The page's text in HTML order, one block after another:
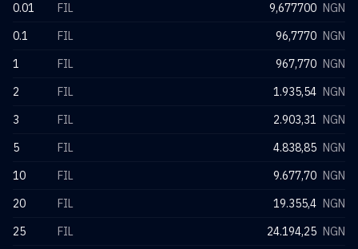
0.01 FIL 9,677700 NGN
0.1
FIL 96,7770 NGN
1
FIL 967,770 NGN
2
FIL 1.935,54 NGN
3
FIL 2.903,31 NGN
5
FIL 4.838,85 NGN
10
FIL 9.677,70 NGN
20
FIL 19.355,4 NGN
25
FIL 24.194,25 NGN